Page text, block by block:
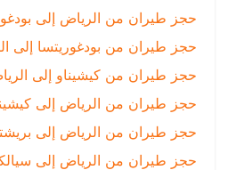
حجز طيران من الرياض إلى بودغوريتسا
حجز طيران من بودغوريتسا إلى الرياض
حجز طيران من كيشيناو إلى الرياض
|
حجز طيران من الرياض إلى كيشيناو |
حجز طيران من الرياض إلى بريشتينا |
حجز طيران من الرياض إلى سيالكوت |